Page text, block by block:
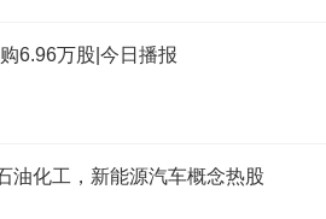
6.96万股|今日播报
油化工，新能源汽车概念热股